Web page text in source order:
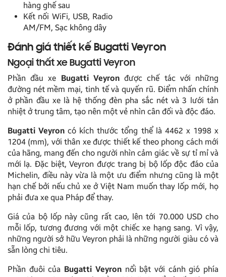
hàng ghế sau
Kết nối WiFi, USB, Radio
AM/FM, Sạc không dây
Đánh giá thiết kế Bugatti Veyron
Ngoại thất xe Bugatti Veyron
Phần đầu xe Bugatti Veyronđược chế tác với những
đường nét mềm mại, tinh tế và quyến rũ. Điểm nhấn chính
ở phần đầu xe là hệ thống đèn pha sắc nét và 3 lưới tản
nhiệt ở trung tâm, tạo nên một vẻ nhìn cân đối và độc đáo.
Bugatti Veyron có kích thước tổng thể là 4462 x 1998 x
1204 (mm), với thân xe được thiết kế theo phong cách mới
của hãng, mang đến cho người nhìn cảm giác về sự tỉ mỉ và
mới lạ. Đặc biệt, Veyron được trang bị bộ lốp độc đáo của
Michelin, điều này vừa là một ưu điểm nhưng cũng là một
hạn chế bởi nếu chủ xe ở Việt Nam muốn thay lốp mới, họ
phải đưa xe qua Pháp để thay.
Giá của bộ lốp này cũng rất cao, lên tới 70.000 USD cho
mỗi lốp, tương đương với một chiếc xe hạng sang. Vì vậy,
những người sở hữu Veyron phải là những người giàu có và
sẵn lòng chi tiêu.
Phần đuôi của Bugatti Veyronnổi bật với cánh gió phía